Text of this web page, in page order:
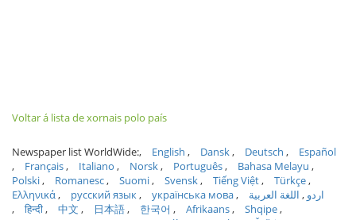
Voltar á lista de xornais polo país
Newspaper list WorldWide: English Dansk Deutsch
Español
Français
Italiano Norsk Português
Bahasa Melayu
Polski
Romanesc Suomi Svensk Tiếng Việt
Türkçe
Ελληνικά
русский язык українська мова اردو
اللغة العربية
हिन्दी
中文 日本語 한국어 Afrikaans
Shqipe